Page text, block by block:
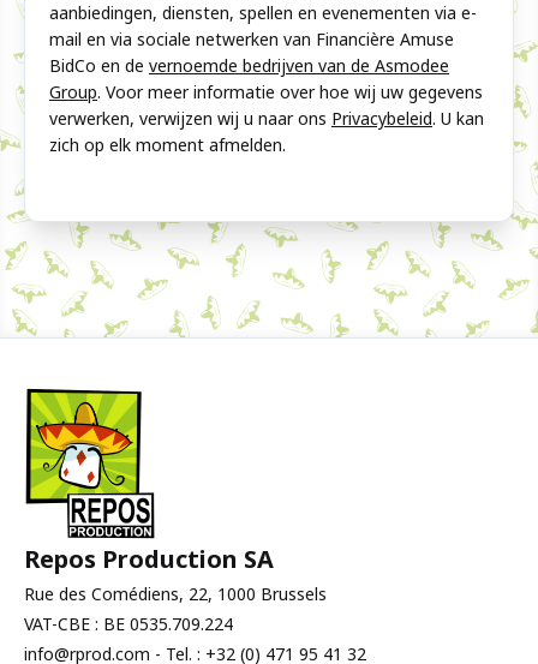
aanbiedingen, diensten, spellen en evenementen via e-
mail en via sociale netwerken van Financière Amuse
BidCo en de vernoemde bedrijven van de Asmodee
Group. Voor meer informatie over hoe wij uw gegevens
verwerken, verwijzen wij u naar ons Privacybeleid. U kan
zich op elk moment afmelden.
Repos Production SA
Rue des Comédiens, 22, 1000 Brussels
VAT-CBE : BE 0535.709.224
info@rprod.com - Tel. : +32 (0) 471 95 41 32